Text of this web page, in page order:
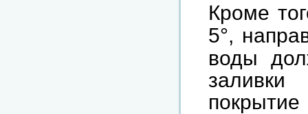
Кроме
5°,
воды